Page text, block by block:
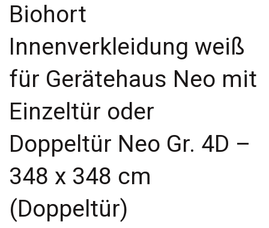
Biohort
Innenverkleidung weiß
für Gerätehaus Neo mit
Einzeltür oder
Doppeltür Neo Gr. 4D –
348 x 348 cm
(Doppeltür)